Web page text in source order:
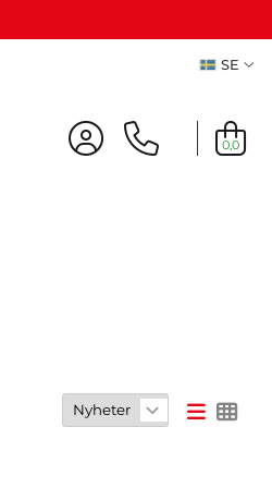
SE
0,0